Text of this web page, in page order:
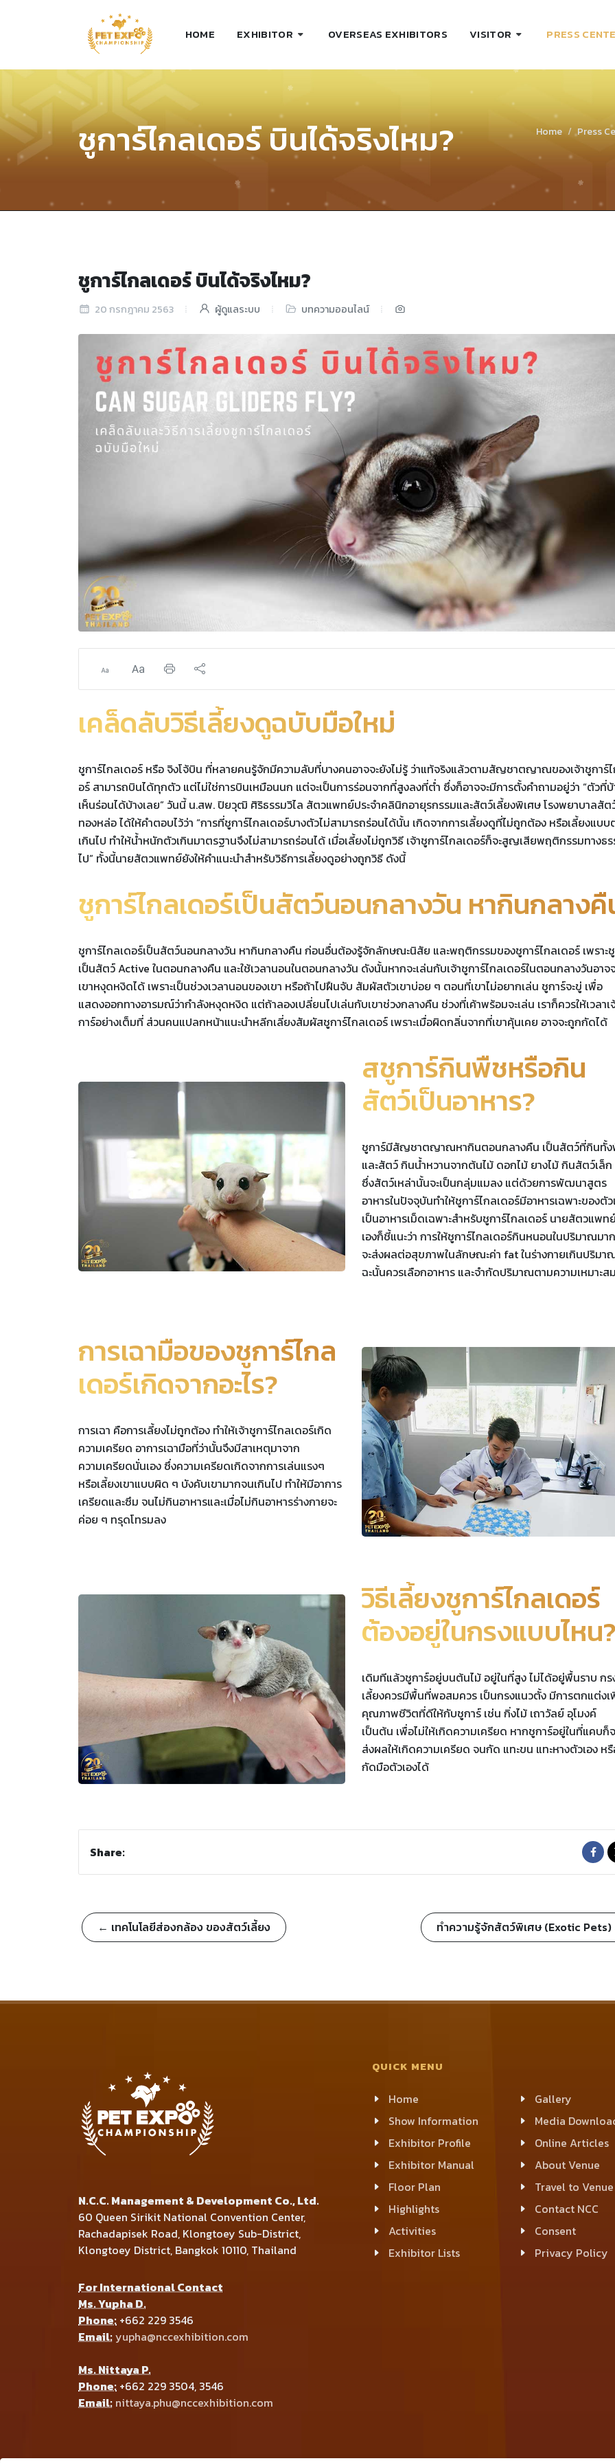
HOME EXHIBITOR OVERSEAS EXHIBITORS VISITOR PRESS
ชูการ์ไกลเดอร์ บินได้จริงไหม? Home Press
ชูการ์ไกลเดอร์ บินได้จริงไหม?
20 กรกฎาคม 2563 ผู้ดูแลระบบ บทความออนไลน์
เคล็ดลับวิธีเลี้ยงดูฉบับมือใหม่
ชูการ์ไกลเดอร์ หรือ จิงโจ้บิน ที่หลายคนรู้จักมีความลับที่บางคนอาจจะยังไม่รู้ ว่าแท้จริงแล้วตามสัญชาตญาณของเจ้าชูการ์
อร์ สามารถบินได้ทุกตัว แต่ไม่ใช่การบินเหมือนนก แต่จะเป็นการร่อนจากที่สูงลงที่ต่ำ ซึ่งก็อาจจะมีการตั้งคำถามอยู่ว่า “ตัวที่บ้
เห็นร่อนได้บ้างเลย” วันนี้ น.สพ. ปิยวุฒิ ศิริธรรมวิไล สัตวแพทย์ประจำคลินิกอายุรกรรมและสัตว์เลี้ยงพิเศษ โรงพยาบาลสัต
ทองหล่อ ได้ให้คำตอบไว้ว่า “การที่ชูการ์ไกลเดอร์บางตัวไม่สามารถร่อนได้นั้น เกิดจากการเลี้ยงดูที่ไม่ถูกต้อง หรือเลี้ยงแบบ
เกินไป ทำให้น้ำหนักตัวเกินมาตรฐานจึงไม่สามารถร่อนได้ เมื่อเลี้ยงไม่ถูกวิธี เจ้าชูการ์ไกลเดอร์ก็จะสูญเสียพฤติกรรมทางธ
ไป” ทั้งนี้นายสัตวแพทย์ยังให้คำแนะนำสำหรับวิธีการเลี้ยงดูอย่างถูกวิธี ดังนี้
ชูการ์ไกลเดอร์เป็นสัตว์นอนกลางวัน หากินกลาง
ชูการ์ไกลเดอร์เป็นสัตว์นอนกลางวัน หากินกลางคืน ก่อนอื่นต้องรู้จักลักษณะนิสัย และพฤติกรรมของชูการ์ไกลเดอร์ เพราะ
เป็นสัตว์ Active ในตอนกลางคืน และใช้เวลานอนในตอนกลางวัน ดังนั้นหากจะเล่นกับเจ้าชูการ์ไกลเดอร์ในตอนกลางวันอาจ
เขาหงุดหงิดได้ เพราะเป็นช่วงเวลานอนของเขา หรือถ้าไปฝืนจับ สัมผัสตัวเขาบ่อย ๆ ตอนที่เขาไม่อยากเล่น ชูการ์จะขู่ เพื่อ
แสดงออกทางอารมณ์ว่ากำลังหงุดหงิด แต่ถ้าลองเปลี่ยนไปเล่นกับเขาช่วงกลางคืน ช่วงที่เค้าพร้อมจะเล่น เราก็ควรให้เวลาเ
การ์อย่างเต็มที่ ส่วนคนแปลกหน้าแนะนำหลีกเลี่ยงสัมผัสชูการ์ไกลเดอร์ เพราะเมื่อผิดกลิ่นจากที่เขาคุ้นเคย อาจจะถูกกัดได้
สชูการ์กินพืชหรือกิน
สัตว์เป็นอาหาร?
ชูการ์มีสัญชาตญาณหากินตอนกลางคืน เป็นสัตว์ที่กินทั้
และสัตว์ กินน้ำหวานจากต้นไม้ ดอกไม้ ยางไม้ กินสัตว์เล็ก
ซึ่งสัตว์เหล่านั้นจะเป็นกลุ่มแมลง แต่ด้วยการพัฒนาสูตร
อาหารในปัจจุบันทำให้ชูการ์ไกลเดอร์มีอาหารเฉพาะของตัว
เป็นอาหารเม็ดเฉพาะสำหรับชูการ์ไกลเดอร์ นายสัตวแพท
เองก็ชี้แนะว่า การให้ชูการ์ไกลเดอร์กินหนอนในปริมาณมา
จะส่งผลต่อสุขภาพในลักษณะค่า fat ในร่างกายเกินปริมา
ฉะนั้นควรเลือกอาหาร และจำกัดปริมาณตามความเหมาะสม
การเฉามือของชูการ์ไกล
เดอร์เกิดจากอะไร?
การเฉา คือการเลี้ยงไม่ถูกต้อง ทำให้เจ้าชูการ์ไกลเดอร์เกิด
ความเครียด อาการเฉามือที่ว่านั้นจึงมีสาเหตุมาจาก
ความเครียดนั่นเอง ซึ่งความเครียดเกิดจากการเล่นแรงๆ
หรือเลี้ยงเขาแบบผิด ๆ บังคับเขามากจนเกินไป ทำให้มีอาการ
เครียดและซึม จนไม่กินอาหารและเมื่อไม่กินอาหารร่างกายจะ
ค่อย ๆ ทรุดโทรมลง
วิธีเลี้ยงชูการ์ไกลเดอร์
ต้องอยู่ในกรงแบบไหน?
เดิมทีแล้วชูการ์อยู่บนต้นไม้ อยู่ในที่สูง ไม่ได้อยู่พื้นราบ กร
เลี้ยงควรมีพื้นที่พอสมควร เป็นกรงแนวตั้ง มีการตกแต่ง
คุณภาพชีวิตที่ดีให้กับชูการ์ เช่น กิ่งไม้ เถาวัลย์ อุโมงค์
เป็นต้น เพื่อไม่ให้เกิดความเครียด หากชูการ์อยู่ในที่แคบก็
ส่งผลให้เกิดความเครียด จนกัด แทะขน แทะหางตัวเอง ห
กัดมือตัวเองได้
Share:
← เทคโนโลยีส่องกล้อง ของสัตว์เลี้ยง ทำความรู้จักสัตว์พิเศษ (Exotic
N.C.C. Management & Development Co., Ltd.
60 Queen Sirikit National Convention Center,
Rachadapisek Road, Klongtoey Sub-District,
Klongtoey District, Bangkok 10110, Thailand
For International Contact
Ms. Yupha D.
Phone: +662 229 3546
Email:yupha@nccexhibition.com
Ms. Nittaya P.
Phone: +662 229 3504, 3546
Email: nittaya.phu@nccexhibition.com
QUICK MENU
Home
Show Information
Exhibitor Profile
Exhibitor Manual
Floor Plan
Highlights
Activities
Exhibitor Lists
Gallery
Media
Online Articles
About Venue
Travel to Venue
Contact NCC
Consent
Privacy Policy